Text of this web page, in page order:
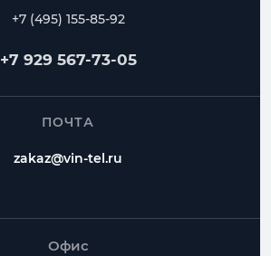
+7 (495) 155-85-92
+7 929 567-73-05
ПОЧТА
zakaz@vin-tel.ru
Офис